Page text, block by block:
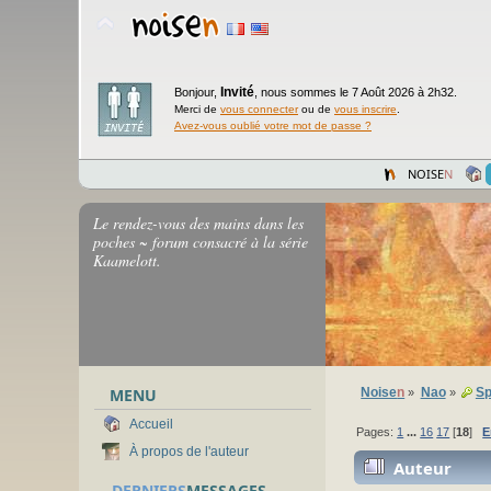
Bonjour, Invité nous sommes le 7 Août 2026 à 2h32.
Merci de vous connecterou de vous inscrire
Avez-vous oublié votre mot de passe ?
NOISEN
Le rendez-vous des mains dans les
poches ~ forum consacré à la série
Kaamelott.
MENU
Accueil
À propos de l'auteur
Noisen » Nao»
Pages: 1 ... 16 17 [18]
Auteur